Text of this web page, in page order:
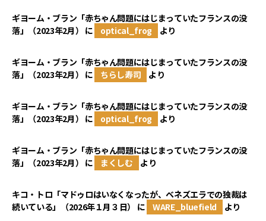
ギヨーム・ブラン「赤ちゃん問題にはじまっていたフランスの没
落」（2023年2月） に optical_frog より
ギヨーム・ブラン「赤ちゃん問題にはじまっていたフランスの没
落」（2023年2月） に ちらし寿司 より
ギヨーム・ブラン「赤ちゃん問題にはじまっていたフランスの没
落」（2023年2月） に optical_frog より
ギヨーム・ブラン「赤ちゃん問題にはじまっていたフランスの没
落」（2023年2月） に まくしむ より
キコ・トロ「マドゥロはいなくなったが、ベネズエラでの独裁は
続いている」（2026年１月３日）
に WARE_bluefield より